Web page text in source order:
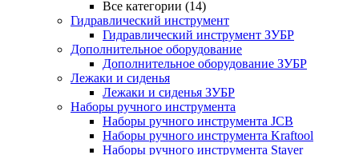
Все категории (14)
Гидравлический инструмент
Гидравлический инструмент ЗУБР
Дополнительное оборудование
Дополнительное оборудование ЗУБР
Лежаки и сиденья
Лежаки и сиденья ЗУБР
Наборы ручного инструмента
Наборы ручного инструмента JCB
Наборы ручного инструмента Kraftool
Наборы ручного инструмента Stayer